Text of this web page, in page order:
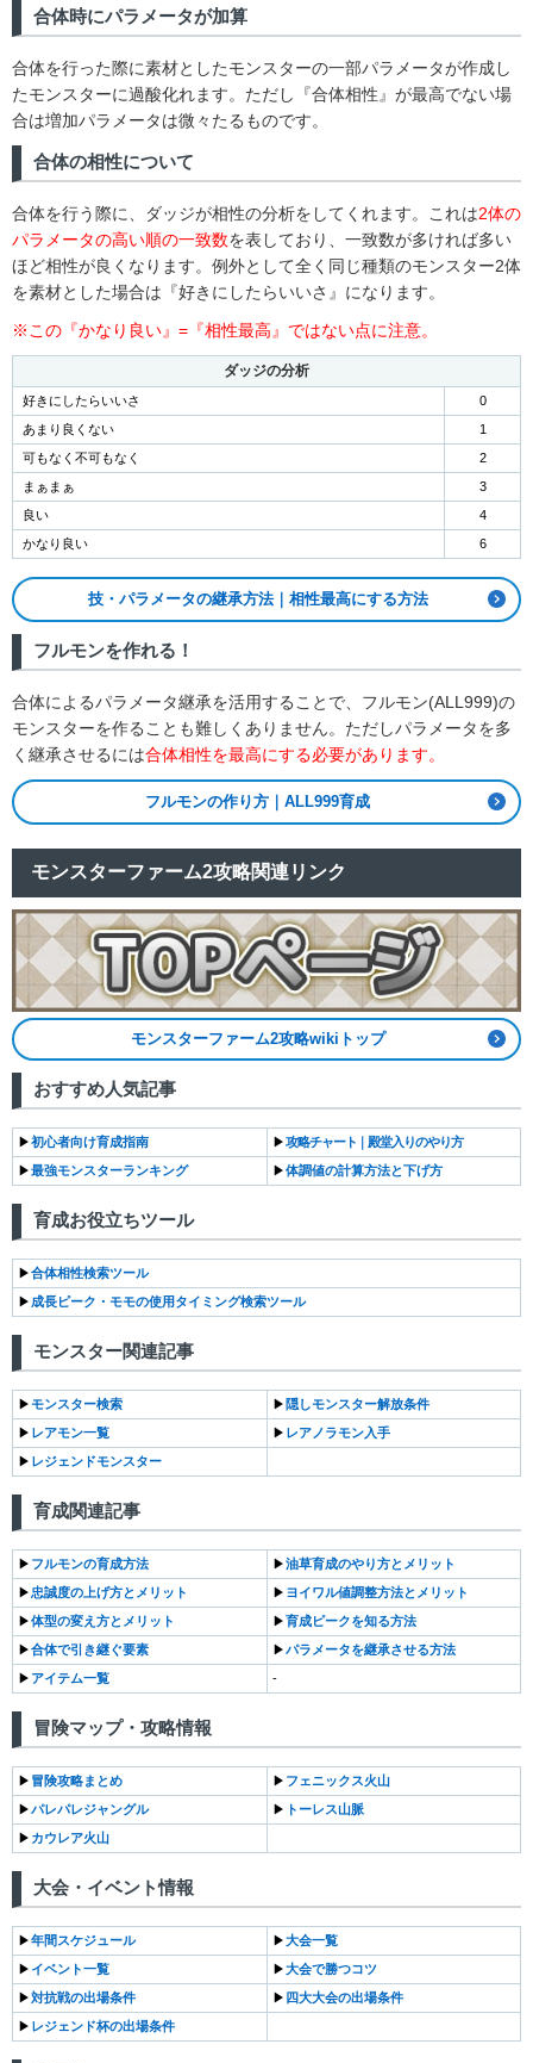
合体時にパラメータが加算
合体を行った際に素材としたモンスターの一部パラメータが作成し
たモンスターに過酸化れます。ただし『合体相性』が最高でない場
合は増加パラメータは微々たるものです。
合体の相性について
合体を行う際に、ダッジが相性の分析をしてくれます。これは2体の
パラメータの高い順の一致数を表しており、一致数が多ければ多い
ほど相性が良くなります。例外として全く同じ種類のモンスター2体
を素材とした場合は『好きにしたらいいさ』になります。
※この『かなり良い』=『相性最高』ではない点に注意。
ダッジの分析
好きにしたらいいさ
0
あまり良くない
1
可もなく不可もなく
2
まぁまぁ
3
良い
4
かなり良い
6
技・パラメータの継承方法｜相性最高にする方法
フルモンを作れる！
合体によるパラメータ継承を活用することで、フルモン(ALL999)の
モンスターを作ることも難しくありません。ただしパラメータを多
く継承させるには合体相性を最高にする必要があります。
フルモンの作り方｜ALL999育成
モンスターファーム2攻略関連リンク
モンスターファーム2攻略wikiトップ
おすすめ人気記事
▶︎初心者向け育成指南 ▶︎攻略チャート｜殿堂入りのやり方
▶︎最強モンスターランキング ▶︎体調値の計算方法と下げ方
育成お役立ちツール
▶︎合体相性検索ツール
▶︎ 成長ピーク・モモの使用タイミング検索ツール
モンスター関連記事
▶︎モンスター検索 ▶︎ 隠しモンスター解放条件
▶︎ レアモン一覧 ▶︎ レアノラモン入手
▶︎ レジェンドモンスター
育成関連記事
▶︎ フルモンの育成方法 ▶︎油草育成のやり方とメリット
▶︎忠誠度の上げ方とメリット ▶︎ ヨイワル値調整方法とメリット
▶︎体型の変え方とメリット ▶︎育成ピークを知る方法
▶︎合体で引き継ぐ要素 ▶︎パラメータを継承させる方法
▶︎ アイテム一覧 -
冒険マップ・攻略情報
▶︎ 冒険攻略まとめ ▶︎ フェニックス火山
▶︎パレパレジャングル ▶︎ トーレス山脈
▶︎ カウレア火山
大会・イベント情報
▶︎年間スケジュール ▶︎大会一覧
▶︎イベント一覧 ▶︎大会で勝つコツ
▶︎対抗戦の出場条件 ▶︎ 四大大会の出場条件
▶︎ レジェンド杯の出場条件